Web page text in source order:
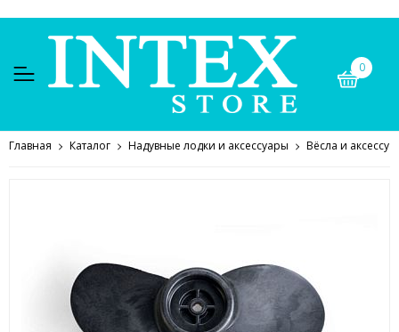
0
Главная Каталог Надувные лодки и аксессуары Вёсла и